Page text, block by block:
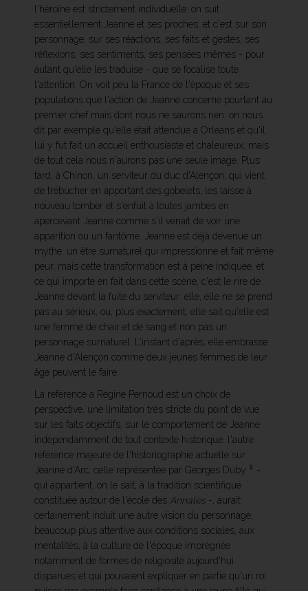
l'héroïne est strictement individuelle: on suit
essentiellement Jeanne et ses proches, et c'est sur son
personnage, sur ses réactions, ses faits et gestes, ses
réflexions, ses sentiments, ses pensées mêmes - pour
autant qu'elle les traduise - que se focalise toute
l'attention. On voit peu la France de l'époque et ses
populations que l'action de Jeanne concerne pourtant au
premier chef mais dont nous ne saurons rien: on nous
dit par exemple qu'elle était attendue à Orléans et qu'il
lui y fut fait un accueil enthousiaste et chaleureux, mais
de tout cela nous n'aurons pas une seule image. Plus
tard, à Chinon, un serviteur du duc d'Alençon, qui vient
de trébucher en apportant des gobelets, les laisse à
nouveau tomber et s'enfuit à toutes jambes en
apercevant Jeanne comme s'il venait de voir une
apparition ou un fantôme. Jeanne est déjà devenue un
mythe, un être surnaturel qui impressionne et fait même
peur, mais cette transformation est à peine indiquée, et
ce qui importe en fait dans cette scène, c'est le rire de
Jeanne devant la fuite du serviteur: elle, elle ne se prend
pas au sérieux, ou, plus exactement, elle sait qu'elle est
une femme de chair et de sang et non pas un
personnage surnaturel. L'instant d'après, elle embrasse
Jeanne d'Alençon comme deux jeunes femmes de leur
âge peuvent le faire.
La référence à Régine Pernoud est un choix de
perspective, une limitation très stricte du point de vue
sur les faits objectifs, sur le comportement de Jeanne
indépendamment de tout contexte historique: l'autre
référence majeure de l'historiographie actuelle sur
Jeanne d'Arc, celle représentée par Georges Duby 1 -
qui appartient, on le sait, à la tradition scientifique
constituée autour de l'école des Annales -, aurait
certainement induit une autre vision du personnage,
beaucoup plus attentive aux conditions sociales, aux
mentalités, à la culture de l'époque imprégnée
notamment de formes de religiosité aujourd'hui
disparues et qui pouvaient expliquer en partie qu'un roi